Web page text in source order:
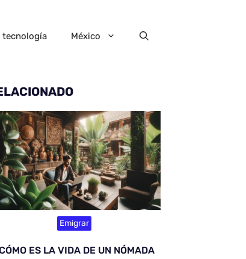
tecnología México
Emigrar
ES LA VIDA DE UN NÓMADA